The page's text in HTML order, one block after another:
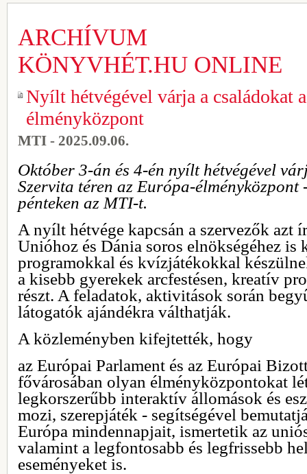
ARCHÍVUM
KÖNYVHÉT.HU ONLINE
Nyílt hétvégével várja a családokat
élményközpont
MTI - 2025.09.06.
Október 3-án és 4-én nyílt hétvégével
Szervita téren az Európa-
pénteken az MTI-t.
A nyílt hétvége kapcsán a szervezők azt
Unióhoz és Dánia soros elnökségéhez is
programokkal és kvízjátékokkal
a kisebb gyerekek arcfestésen, kreatív
részt. A feladatok, aktivitások során
látogatók ajándékra válthatják.
A közleményben kifejtették, hogy
az Európai Parlament és az Európai
fővárosában olyan élményközpontokat
legkorszerűbb interaktív állomások és
mozi, szerepjáték - segítségével
Európa mindennapjait, ismertetik az
valamint a legfontosabb és legfrissebb
eseményeket is.